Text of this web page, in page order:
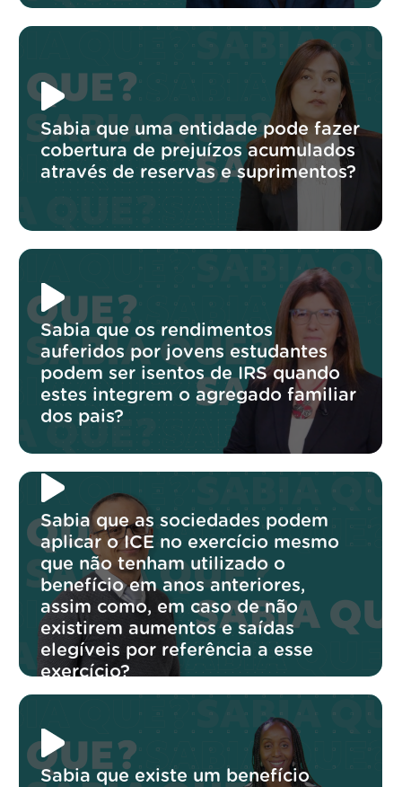
Sabia que uma entidade pode fazer
cobertura de prejuízos acumulados
através de reservas e suprimentos?
Sabia que os rendimentos
auferidos por jovens estudantes
podem ser isentos de IRS quando
estes integrem o agregado familiar
dos pais?
Sabia que as sociedades podem
aplicar o ICE no exercício mesmo
que não tenham utilizado o
benefício em anos anteriores,
assim como, em caso de não
existirem aumentos e saídas
elegíveis por referência a esse
exercício?
Sabia que existe um benefício